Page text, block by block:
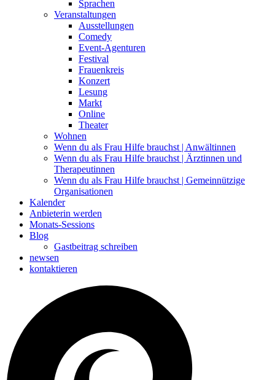
Sprachen
Veranstaltungen
Ausstellungen
Comedy
Event-Agenturen
Festival
Frauenkreis
Konzert
Lesung
Markt
Online
Theater
Wohnen
Wenn du als Frau Hilfe brauchst | Anwältinnen
Wenn du als Frau Hilfe brauchst | Ärztinnen und
Therapeutinnen
Wenn du als Frau Hilfe brauchst | Gemeinnützige
Organisationen
Kalender
Anbieterin werden
Monats-Sessions
Blog
Gastbeitrag schreiben
newsen
kontaktieren